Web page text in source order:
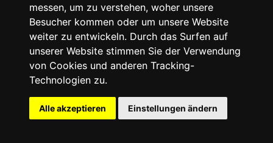
messen, um zu verstehen, woher unsere
Besucher kommen oder um unsere Website
weiter zu entwickeln. Durch das Surfen auf
unserer Website stimmen Sie der Verwendung
von Cookies und anderen Tracking-
Technologien zu.
Alle akzeptieren Einstellungen ändern